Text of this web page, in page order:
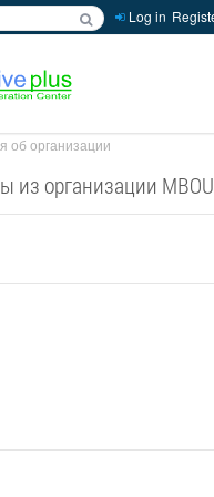
Log in
об организации
из организации MBOU